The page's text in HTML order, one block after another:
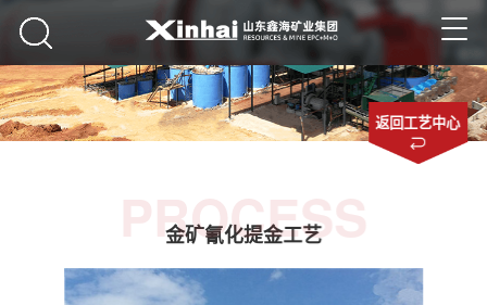
返回工艺中心
PROCESS
金矿氰化提金工艺